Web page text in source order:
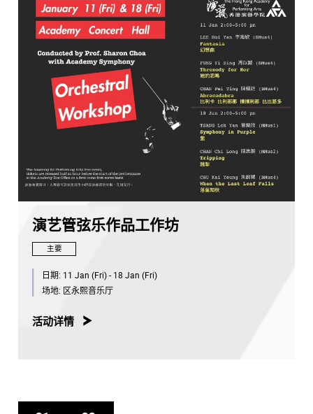
演艺管弦乐作品工作坊
主要
日期: 11 Jan (Fri) - 18 Jan (Fri)
场地: 区永熙音乐厅
活动详情